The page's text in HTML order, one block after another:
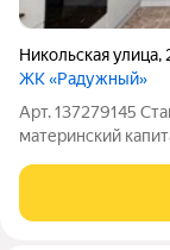
Никольская улица,
ЖК «Радужный»
Арт. 137279145
материнский
безопасная
цена/квартира на